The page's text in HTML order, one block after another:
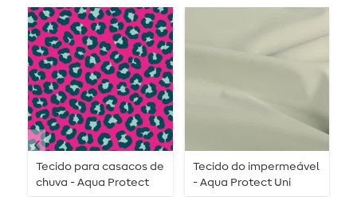
Tecido para casacos de
chuva - Aqua Protect
Tecido do impermeável
- Aqua Protect Uni